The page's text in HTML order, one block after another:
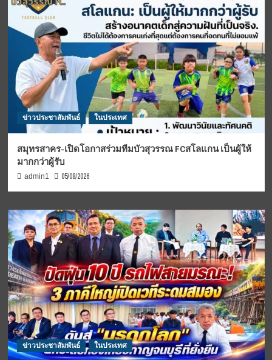
ข่าวประชาสัมพันธ์ ในประเทศ
สมุทรสาคร-เปิดโอกาสร่วมทีมบัวสุวรรณ FCสโลแกน เป็นผู้ให้
มากกว่าผู้รับ
admin1 05/08/2026
ข่าวประชาสัมพันธ์ ในประเทศ